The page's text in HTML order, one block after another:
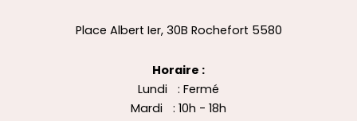
Place Albert Ier, 30B Rochefort 5580
Horaire :
Lundi : Fermé
Mardi : 10h - 18h